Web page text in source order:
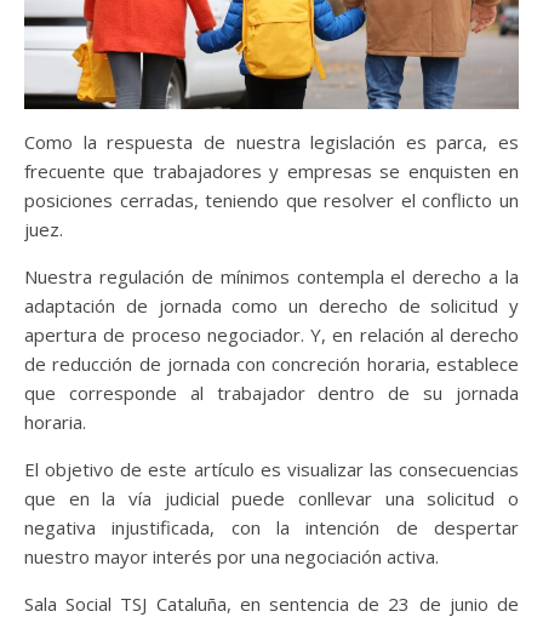
Como la respuesta de nuestra legislación es parca, es
frecuente que trabajadores y empresas se enquisten en
posiciones cerradas, teniendo que resolver el conflicto un
juez.
Nuestra regulación de mínimos contempla el derecho a la
adaptación de jornada como un derecho de solicitud y
apertura de proceso negociador. Y, en relación al derecho
de reducción de jornada con concreción horaria, establece
que corresponde al trabajador dentro de su jornada
horaria.
El objetivo de este artículo es visualizar las consecuencias
que en la vía judicial puede conllevar una solicitud o
negativa injustificada, con la intención de despertar
nuestro mayor interés por una negociación activa.
Sala Social TSJ Cataluña, en sentencia de 23 de junio de